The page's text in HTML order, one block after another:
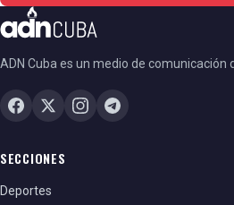
ADN Cuba es un medio de
SECCIONES
Deportes